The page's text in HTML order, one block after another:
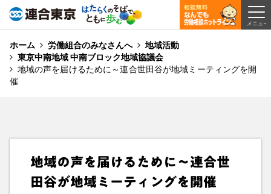
ホーム 労働組合のみなさんへ
地域活動
東京中南地域 中南ブロック地域協議会
地域の声を届けるために～連合世田谷が地域ミーティングを開
催
地域の声を届けるために～連合世
田谷が地域ミーティングを開催